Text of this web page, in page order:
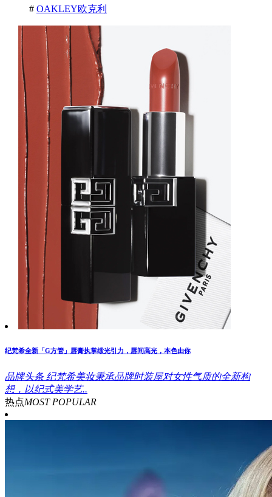
# OAKLEY欧克利
纪梵希全新「G方管」唇膏执掌缎光引力，唇间高光，本色由你
品牌头条 纪梵希美妆秉承品牌时装屋对女性气质的全新构
想，以纪式美学艺..
热点MOST POPULAR